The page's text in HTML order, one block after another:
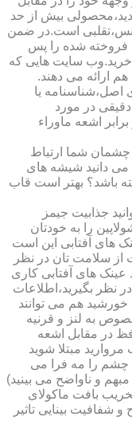
بیش از حد
است.در ضمن
فروخته شده را پس
سایت هایی که
ارائه می دهند.
اصل،شناسنامه یا
در مورد
اشعه ماوراء
شما ارتباط
می دانید شیشه های
باشد؟ بهتر است قاب
جذابیت جیمز
را به خودتان
های آفتابی این است
از سلامت تان در نظر
عینک های آفتابی کاری
نظر بگیرید،اطلاعات
هم می توانند
به لنز و قرنیه
در مقابل اشعه
مروارید مبتلا شوید
چشم را مه فرا می
و ناواضح می بینید)
بافت ماکولای
بینایی تاثیر